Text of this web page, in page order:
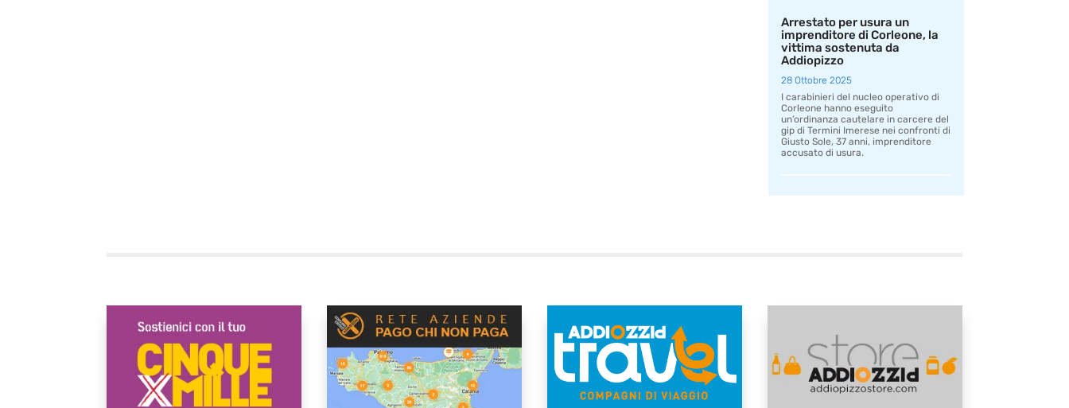
Arrestato per usura un
imprenditore di Corleone, la
vittima sostenuta da
Addiopizzo
28 Ottobre 2025
I carabinieri del nucleo operativo di
Corleone hanno eseguito
un’ordinanza cautelare in carcere del
gip di Termini Imerese nei confronti di
Giusto Sole, 37 anni, imprenditore
accusato di usura.